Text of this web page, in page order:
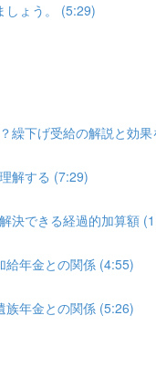
しょう。 (5:29)
繰下げ受給の解説と効
解する (7:29)
決できる経過的加算額
年金との関係 (4:55)
年金との関係 (5:26)